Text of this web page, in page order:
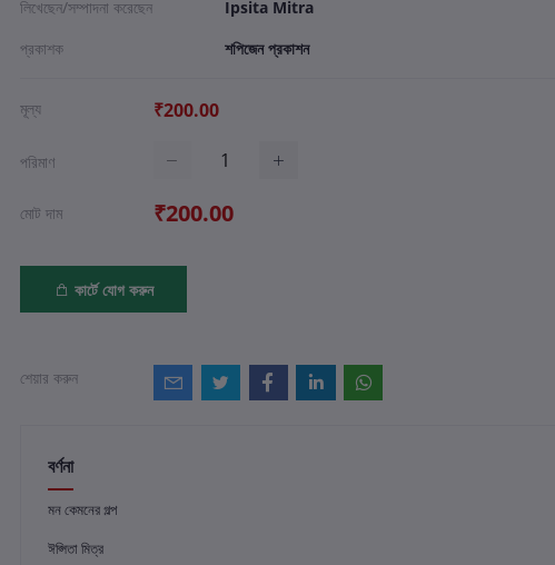
লিখেছেন/সম্পাদনা করেছেন
Ipsita Mitra
প্রকাশক
শপিজেন প্রকাশন
মূল্য ₹200.00
পরিমাণ
মোট দাম ₹200.00
কার্টে যোগ করুন
শেয়ার করুন
বর্ণনা
মন কেমনের গল্প
ঈপ্সিতা মিত্র